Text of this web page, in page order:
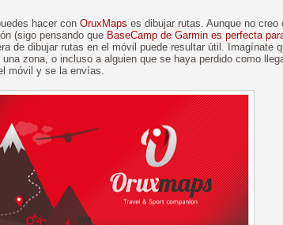
hacer con OruxMaps es dibujar rutas. Aunque no creo
(sigo pensando que BaseCamp de Garmin es perfecta
de dibujar rutas en el móvil puede resultar útil. Imagínate
zona, o incluso a alguien que se haya perdido como
móvil y se la envías.